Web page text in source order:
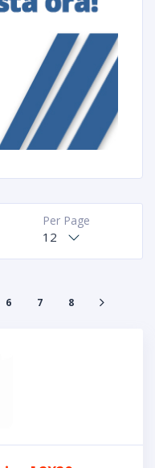
Per Page
12
6 7 8